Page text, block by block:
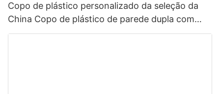
Copo de plástico personalizado da seleção da
China Copo de plástico de parede dupla com
inserção de palha Papel de inserção de filme de